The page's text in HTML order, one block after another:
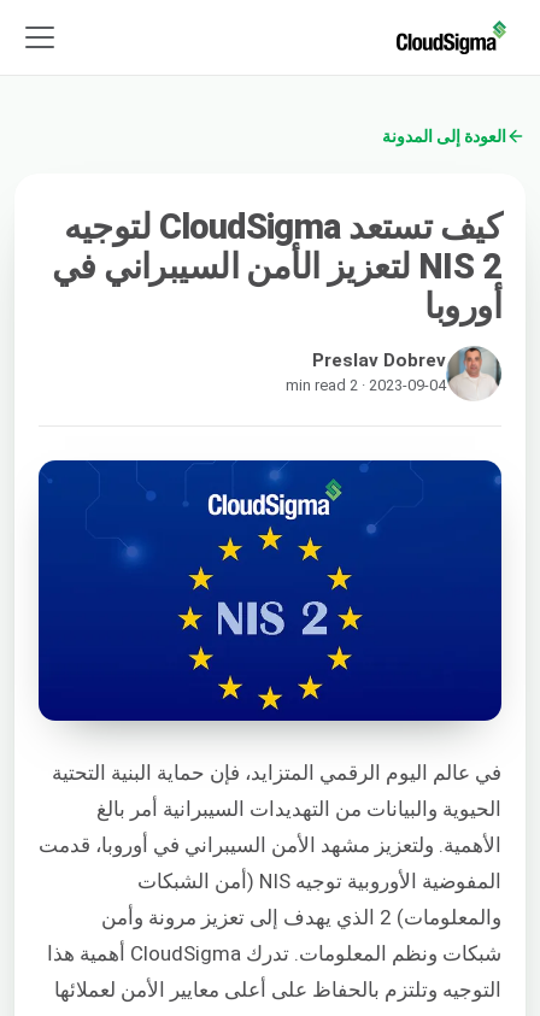
العودة إلى المدونة
كيف تستعد CloudSigma لتوجيه
NIS 2 لتعزيز الأمن السيبراني في
أوروبا
Preslav Dobrev
2023-09-04 · 2 min read
في عالم اليوم الرقمي المتزايد، فإن حماية البنية التحتية
الحيوية والبيانات من التهديدات السيبرانية أمر بالغ
الأهمية. ولتعزيز مشهد الأمن السيبراني في أوروبا، قدمت
المفوضية الأوروبية توجيه NIS (أمن الشبكات
والمعلومات) 2 الذي يهدف إلى تعزيز مرونة وأمن
شبكات ونظم المعلومات. تدرك CloudSigma أهمية هذا
التوجيه وتلتزم بالحفاظ على أعلى معايير الأمن لعملائها